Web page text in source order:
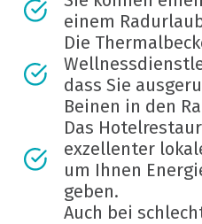
einem
Die
dass Sie
Beinen in den
Das
exzellenter
um Ihnen
geben.
Auch bei